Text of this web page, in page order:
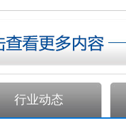
行业动态